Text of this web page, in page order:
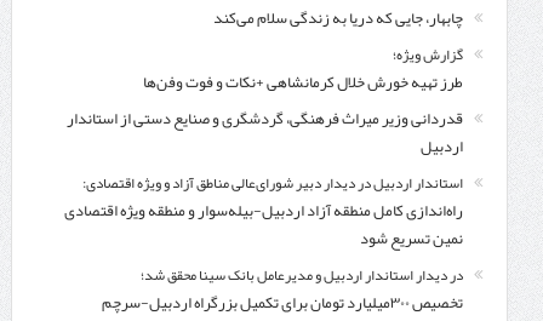
چابهار، جایی که دریا به زندگی سلام می‌کند
گزارش ویژه؛
طرز تهیه خورش خلال کرمانشاهی +نکات و فوت وفن‌ها
قدردانی وزیر میراث فرهنگی، گردشگری و صنایع دستی از استاندار
اردبیل
استاندار اردبیل در دیدار دبیر شورای‌عالی مناطق آزاد و ویژه اقتصادی:
راه‌اندازی کامل منطقه آزاد اردبیل-بیله‌سوار و منطقه ویژه اقتصادی
نمین تسریع شود
در دیدار استاندار اردبیل و مدیرعامل بانک سینا محقق شد؛
تخصیص ۳۰۰میلیارد تومان برای تکمیل بزرگراه اردبیل-سرچم